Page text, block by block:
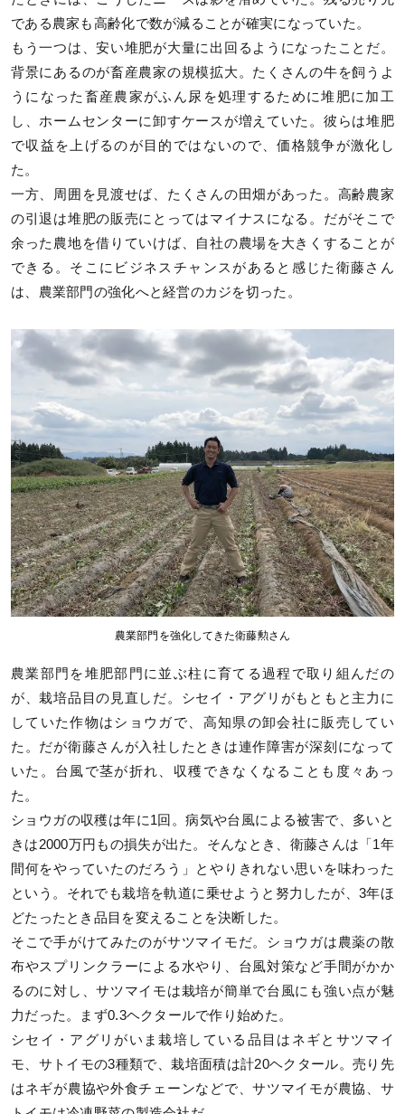
である農家も高齢化で数が減ることが確実になっていた。
もう一つは、安い堆肥が大量に出回るようになったことだ。
背景にあるのが畜産農家の規模拡大。たくさんの牛を飼うよ
うになった畜産農家がふん尿を処理するために堆肥に加工
し、ホームセンターに卸すケースが増えていた。彼らは堆肥
で収益を上げるのが目的ではないので、価格競争が激化し
た。
一方、周囲を見渡せば、たくさんの田畑があった。高齢農家
の引退は堆肥の販売にとってはマイナスになる。だがそこで
余った農地を借りていけば、自社の農場を大きくすることが
できる。そこにビジネスチャンスがあると感じた衛藤さん
は、農業部門の強化へと経営のカジを切った。
農業部門を強化してきた衛藤勲さん
農業部門を堆肥部門に並ぶ柱に育てる過程で取り組んだの
が、栽培品目の見直しだ。シセイ・アグリがもともと主力に
していた作物はショウガで、高知県の卸会社に販売してい
た。だが衛藤さんが入社したときは連作障害が深刻になって
いた。台風で茎が折れ、収穫できなくなることも度々あっ
た。
ショウガの収穫は年に1回。病気や台風による被害で、多いと
きは2000万円もの損失が出た。そんなとき、衛藤さんは「1年
間何をやっていたのだろう」とやりきれない思いを味わった
という。それでも栽培を軌道に乗せようと努力したが、3年ほ
どたったとき品目を変えることを決断した。
そこで手がけてみたのがサツマイモだ。ショウガは農薬の散
布やスプリンクラーによる水やり、台風対策など手間がかか
るのに対し、サツマイモは栽培が簡単で台風にも強い点が魅
力だった。まず0.3ヘクタールで作り始めた。
シセイ・アグリがいま栽培している品目はネギとサツマイ
モ、サトイモの3種類で、栽培面積は計20ヘクタール。売り先
はネギが農協や外食チェーンなどで、サツマイモが農協、サ